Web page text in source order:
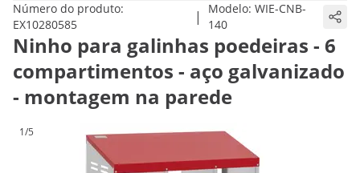
Número do produto:
EX10280585
| Modelo: WIE-CNB-
140
Ninho para galinhas poedeiras - 6
compartimentos - aço galvanizado
- montagem na parede
1/5